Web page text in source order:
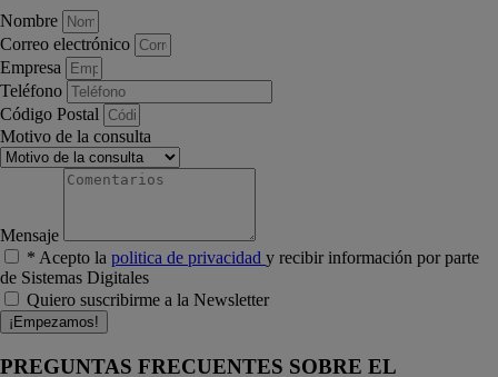
Nombre
Correo electrónico
Empresa
Teléfono
Código Postal
Motivo de la consulta
Mensaje
* Acepto la politica de privacidad y recibir información por parte
de Sistemas Digitales
Quiero suscribirme a la Newsletter
¡Empezamos!
PREGUNTAS FRECUENTES SOBRE EL